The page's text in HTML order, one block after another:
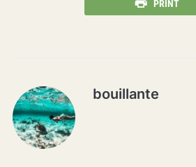
PRINT
bouillante